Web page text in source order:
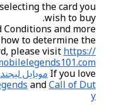
selecting the card you
wish to buy.
Conditions and more
how to determine the
card, please visithttps://
If you loveموبايل ليجندز, you will als love,
LegendsandCall of Dut